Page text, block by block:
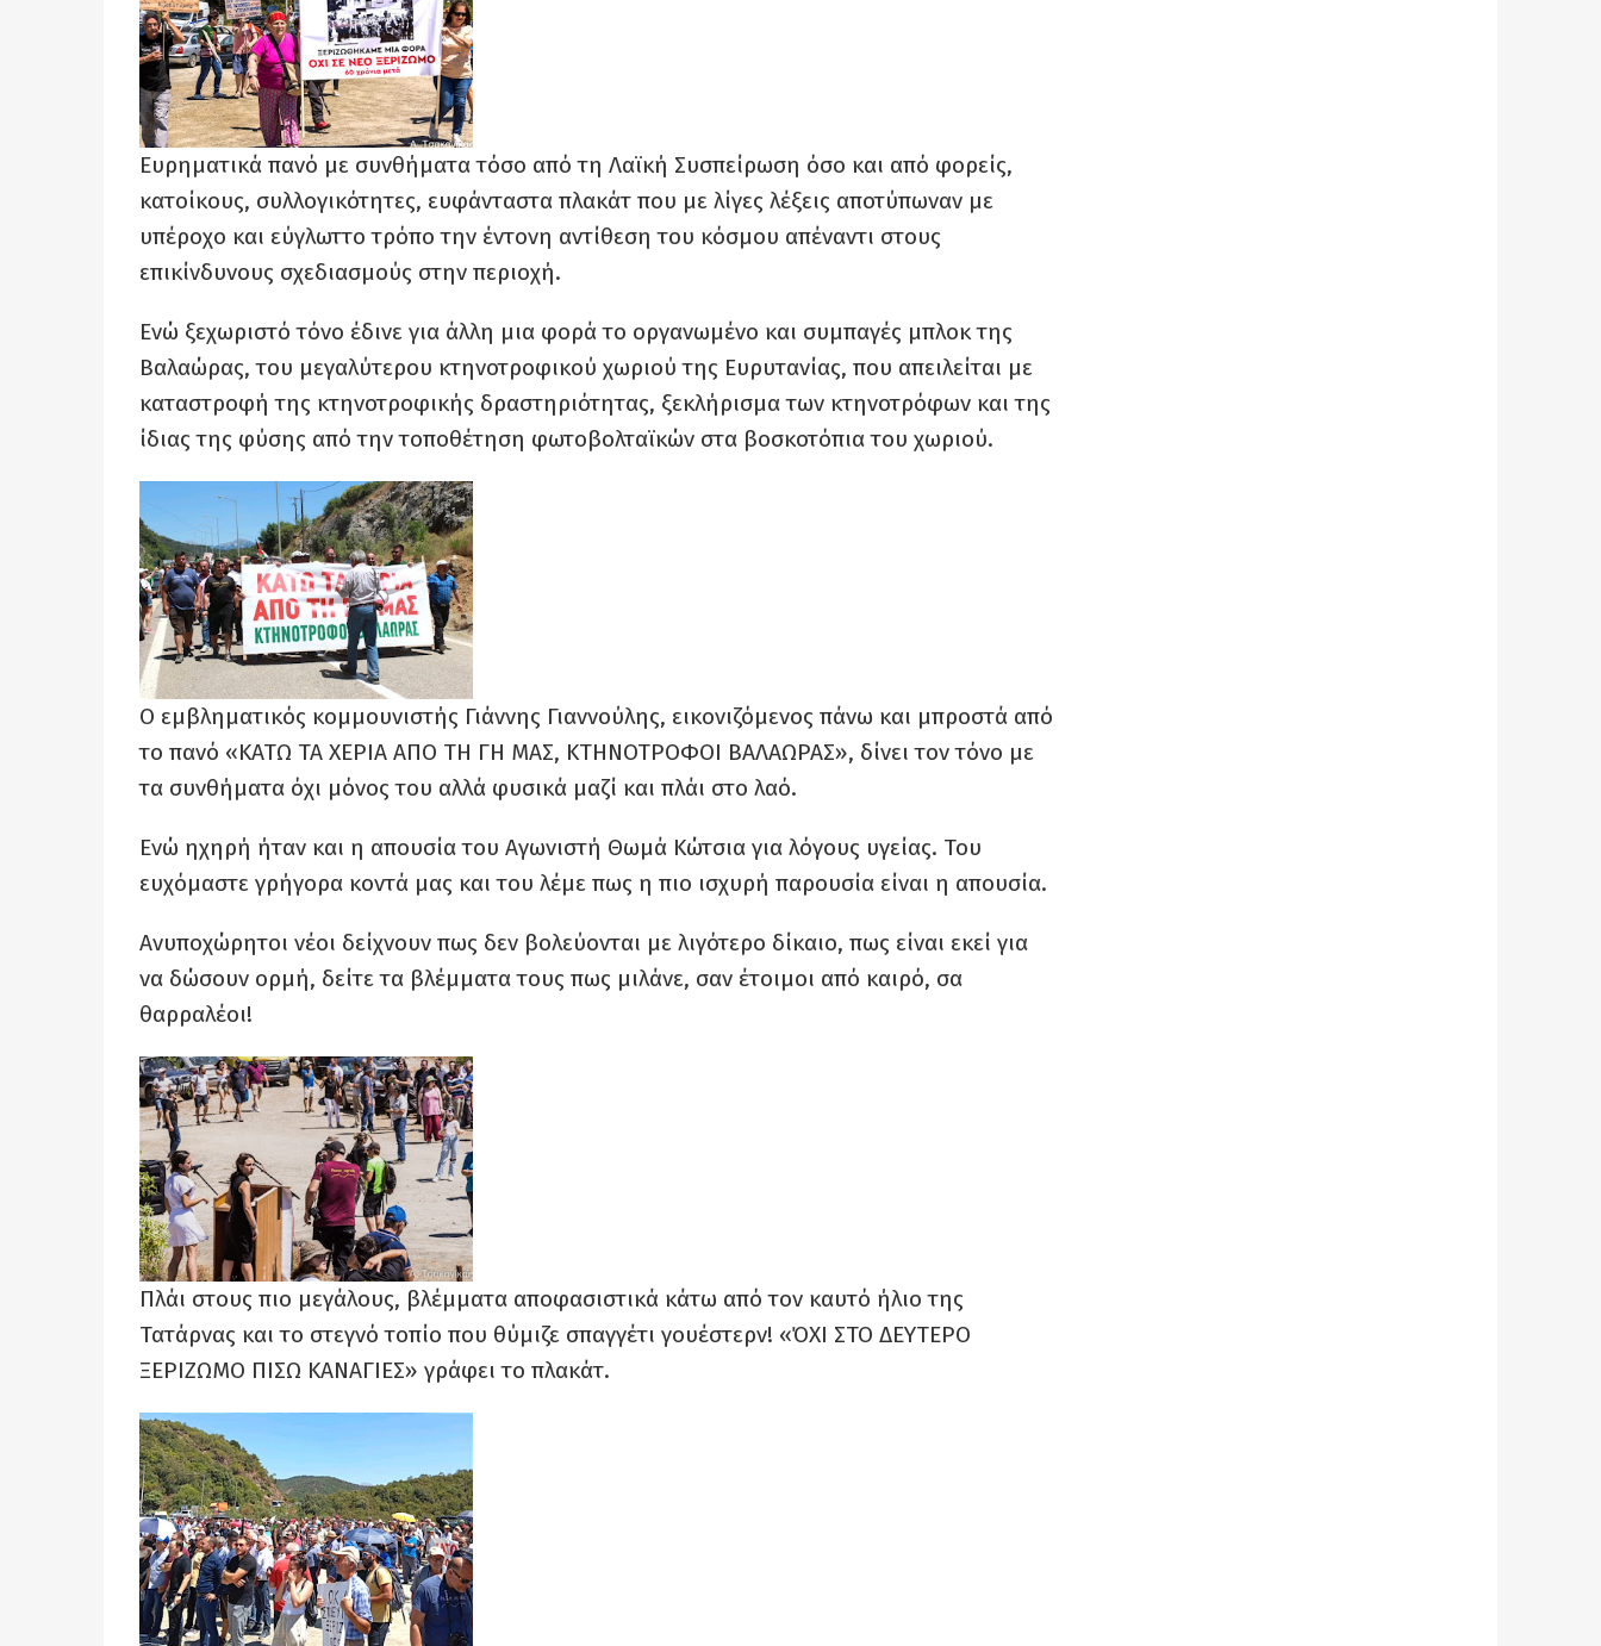
Ευρηματικά πανό με συνθήματα τόσο από τη Λαϊκή Συσπείρωση όσο και από φορείς,
κατοίκους, συλλογικότητες, ευφάνταστα πλακάτ που με λίγες λέξεις αποτύπωναν με
υπέροχο και εύγλωττο τρόπο την έντονη αντίθεση του κόσμου απέναντι στους
επικίνδυνους σχεδιασμούς στην περιοχή.
Ενώ ξεχωριστό τόνο έδινε για άλλη μια φορά το οργανωμένο και συμπαγές μπλοκ της
Βαλαώρας, του μεγαλύτερου κτηνοτροφικού χωριού της Ευρυτανίας, που απειλείται με
καταστροφή της κτηνοτροφικής δραστηριότητας, ξεκλήρισμα των κτηνοτρόφων και της
ίδιας της φύσης από την τοποθέτηση φωτοβολταϊκών στα βοσκοτόπια του χωριού.
Ο εμβληματικός κομμουνιστής Γιάννης Γιαννούλης, εικονιζόμενος πάνω και μπροστά από
το πανό «ΚΑΤΩ ΤΑ ΧΕΡΙΑ ΑΠΟ ΤΗ ΓΗ ΜΑΣ, ΚΤΗΝΟΤΡΟΦΟΙ ΒΑΛΑΩΡΑΣ», δίνει τον τόνο με
τα συνθήματα όχι μόνος του αλλά φυσικά μαζί και πλάι στο λαό.
Ενώ ηχηρή ήταν και η απουσία του Αγωνιστή Θωμά Κώτσια για λόγους υγείας. Του
ευχόμαστε γρήγορα κοντά μας και του λέμε πως η πιο ισχυρή παρουσία είναι η απουσία.
Ανυποχώρητοι νέοι δείχνουν πως δεν βολεύονται με λιγότερο δίκαιο, πως είναι εκεί για
να δώσουν ορμή, δείτε τα βλέμματα τους πως μιλάνε, σαν έτοιμοι από καιρό, σα
θαρραλέοι!
Πλάι στους πιο μεγάλους, βλέμματα αποφασιστικά κάτω από τον καυτό ήλιο της
Τατάρνας και το στεγνό τοπίο που θύμιζε σπαγγέτι γουέστερν! «ΌΧΙ ΣΤΟ ΔΕΥΤΕΡΟ
ΞΕΡΙΖΩΜΟ ΠΙΣΩ ΚΑΝΑΓΙΕΣ» γράφει το πλακάτ.